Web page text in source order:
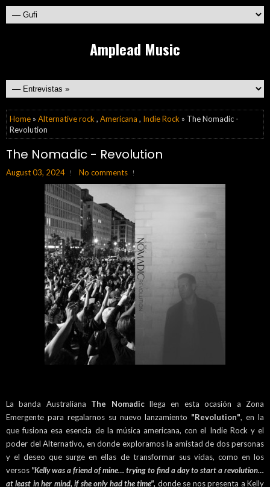
Amplead Music
Home » Alternative rock , Americana , Indie Rock » The Nomadic -
Revolution
The Nomadic - Revolution
August 03, 2024 No comments
La banda Australiana The Nomadicllega en esta ocasión a Zona
Emergente para regalarnos su nuevo lanzamiento "Revolution", en la
que fusiona esa esencia de la música americana, con el Indie Rock y el
poder del Alternativo, en donde exploramos la amistad de dos personas
y el deseo que surge en ellas de transformar sus vidas, como en los
versos "Kelly was a friend of mine… trying to find a day to start a revolution…
at least in her mind, if she only had the time", donde se nos presenta a Kelly